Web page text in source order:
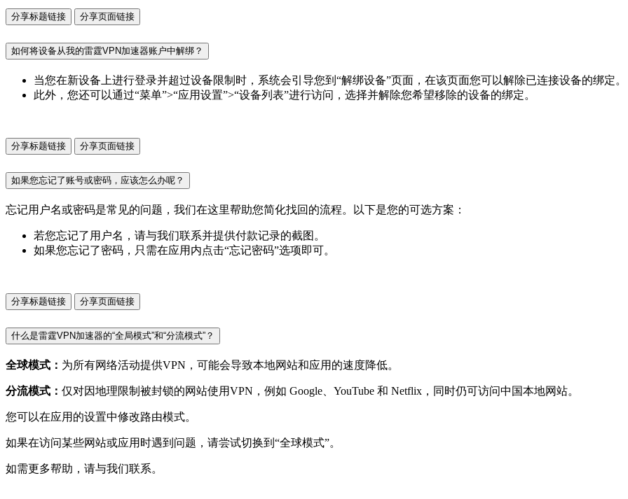
分享标题链接 分享页面链接
如何将设备从我的雷霆VPN加速器账户中解绑？
当您在新设备上进行登录并超过设备限制时，系统会引导您到“解绑设备”页面，在该页面您可以解除已连接设备的绑定。
此外，您还可以通过“菜单”>“应用设置”>“设备列表”进行访问，选择并解除您希望移除的设备的绑定。
分享标题链接 分享页面链接
如果您忘记了账号或密码，应该怎么办呢？
忘记用户名或密码是常见的问题，我们在这里帮助您简化找回的流程。以下是您的可选方案：
若您忘记了用户名，请与我们联系并提供付款记录的截图。
如果您忘记了密码，只需在应用内点击“忘记密码”选项即可。
分享标题链接 分享页面链接
什么是雷霆VPN加速器的“全局模式”和“分流模式”？
全球模式： 为所有网络活动提供VPN，可能会导致本地网站和应用的速度降低。
分流模式： 仅对因地理限制被封锁的网站使用VPN，例如 Google、YouTube 和 Netflix，同时仍可访问中国本地网站。
您可以在应用的设置中修改路由模式。
如果在访问某些网站或应用时遇到问题，请尝试切换到“全球模式”。
如需更多帮助，请与我们联系。